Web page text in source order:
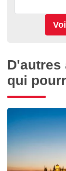
qui